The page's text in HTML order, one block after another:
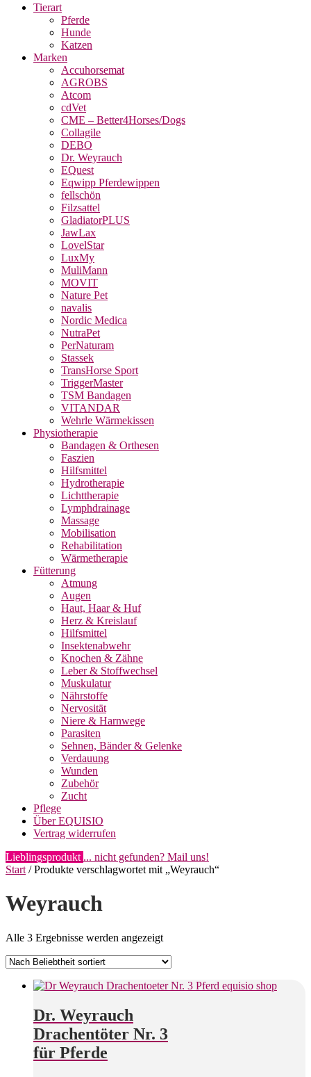
Tierart
Pferde
Hunde
Katzen
Marken
Accuhorsemat
AGROBS
Atcom
cdVet
CME – Better4Horses/Dogs
Collagile
DEBO
Dr. Weyrauch
EQuest
Eqwipp Pferdewippen
fellschön
Filzsattel
GladiatorPLUS
JawLax
LovelStar
LuxMy
MuliMann
MOVIT
Nature Pet
navalis
Nordic Medica
NutraPet
PerNaturam
Stassek
TransHorse Sport
TriggerMaster
TSM Bandagen
VITANDAR
Wehrle Wärmekissen
Physiotherapie
Bandagen & Orthesen
Faszien
Hilfsmittel
Hydrotherapie
Lichttherapie
Lymphdrainage
Massage
Mobilisation
Rehabilitation
Wärmetherapie
Fütterung
Atmung
Augen
Haut, Haar & Huf
Herz & Kreislauf
Hilfsmittel
Insektenabwehr
Knochen & Zähne
Leber & Stoffwechsel
Muskulatur
Nährstoffe
Nervosität
Niere & Harnwege
Parasiten
Sehnen, Bänder & Gelenke
Verdauung
Wunden
Zubehör
Zucht
Pflege
Über EQUISIO
Vertrag widerrufen
Lieblingsprodukt ... nicht gefunden? Mail uns!
Start / Produkte verschlagwortet mit „Weyrauch“
Weyrauch
Alle 3 Ergebnisse werden angezeigtNach
sortiert
Dr. Weyrauch
Drachentöter Nr. 3
für Pferde